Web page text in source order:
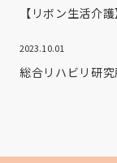
【リボン生活介
2023.10.01
総合リハビリ研